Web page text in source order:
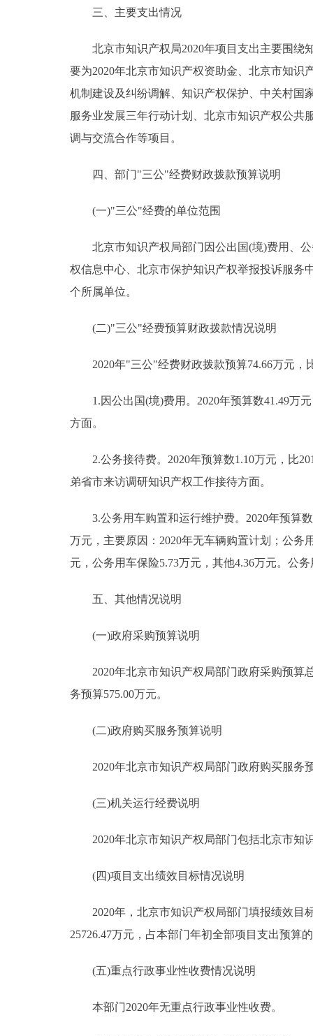
三、主要支出情况
北京市知识产权局2020年项目支出主要围绕
要为2020年北京市知识产权资助金、北京市知
机制建设及纠纷调解、知识产权保护、中关村国
服务业发展三年行动计划、北京市知识产权公
调与交流合作等项目。
四、部门"三公"经费财政拨款预算说明
(一)"三公"经费的单位范围
北京市知识产权局部门因公出国(境)费用、公
权信息中心、北京市保护知识产权举报投诉服务
个所属单位。
(二)"三公"经费预算财政拨款情况说明
2020年"三公"经费财政拨款预算74.66万元，
1.因公出国(境)费用。2020年预算数41.49万元
方面。
2.公务接待费。2020年预算数1.10万元，比
弟省市来访调研知识产权工作接待方面。
3.公务用车购置和运行维护费。2020年预算数
万元，主要原因：2020年无车辆购置计划；公务
元，公务用车保险5.73万元，其他4.36万元。公
五、其他情况说明
(一)政府采购预算说明
2020年北京市知识产权局部门政府采购预算总
务预算575.00万元。
(二)政府购买服务预算说明
2020年北京市知识产权局部门政府购买服务预
(三)机关运行经费说明
2020年北京市知识产权局部门包括北京市知
(四)项目支出绩效目标情况说明
2020年，北京市知识产权局部门填报绩效目标
25726.47万元，占本部门年初全部项目支出预算
(五)重点行政事业性收费情况说明
本部门2020年无重点行政事业性收费。